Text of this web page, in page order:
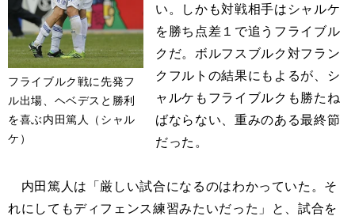
フライブルク戦に先発フ
ル出場、ヘベデスと勝利
を喜ぶ内田篤人（シャル
ケ）
い。しかも対戦相手はシャルケ
を勝ち点差１で追うフライブル
クだ。ボルフスブルク対フラン
クフルトの結果にもよるが、シ
ャルケもフライブルクも勝たね
ばならない、重みのある最終節
だった。
内田篤人は「厳しい試合になるのはわかっていた。そ
れにしてもディフェンス練習みたいだった」と、試合を